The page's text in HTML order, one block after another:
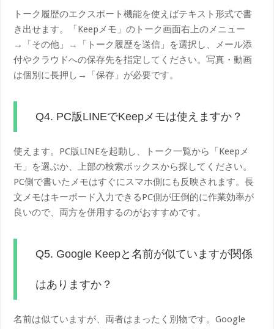
トーク履歴のエクスポート機能を使えばテキスト形式で書
き出せます。「Keepメモ」のトーク画面右上のメニュー
→「その他」→「トーク履歴を送信」を選択し、メール添
付やクラウドへの保存先を指定してください。写真・動画
は個別に長押し→「保存」が必要です。
Q4. PC版LINEでKeepメモは使えますか？
使えます。PC版LINEを起動し、トーク一覧から「Keepメ
モ」を選ぶか、上部の検索ボックスから探してください。
PC側で書いたメモはすぐにスマホ側にも反映されます。長
文メモはキーボード入力できるPC側が圧倒的に作業効率が
良いので、両方を併用するのがおすすめです。
Q5. Google Keepと名前が似ていますが関係
はありますか？
名前は似ていますが、両者はまったく別物です。Google